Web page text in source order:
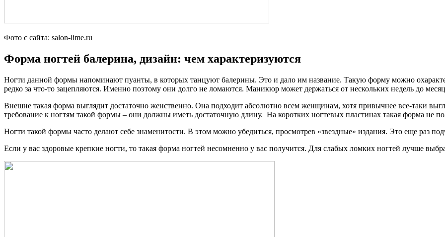
Фото с сайта: salon-lime.ru
Форма ногтей балерина, дизайн: чем характеризуются
Ногти данной формы напоминают пуанты, в которых танцуют балерины. Это и дало им название. Такую форму можно
редко за что-то зацепляются. Именно поэтому они долго не ломаются. Маникюр может держаться от нескольких недель до
Внешне такая форма выглядит достаточно женственно. Она подходит абсолютно всем женщинам, хотя привычнее все-таки
требование к ногтям такой формы – они должны иметь достаточную длину. На коротких ногтевых пластинах такая форма не
Ногти такой формы часто делают себе знаменитости. В этом можно убедиться, просмотрев «звездные» издания. Это еще раз
Если у вас здоровые крепкие ногти, то такая форма ногтей несомненно у вас получится. Для слабых ломких ногтей лучше